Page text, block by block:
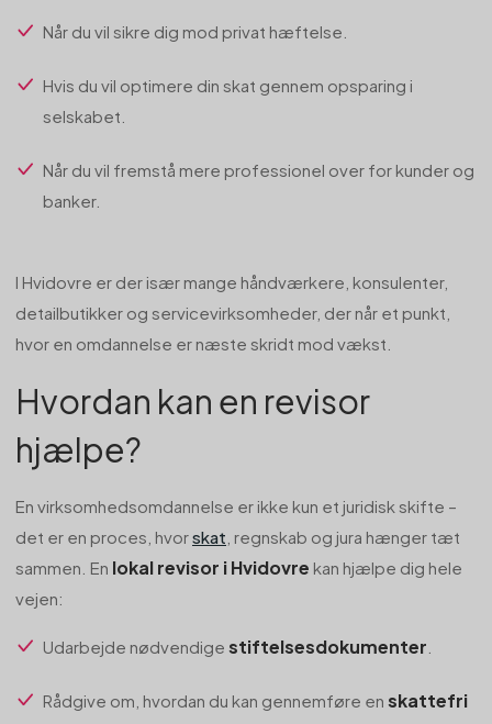
Når du vil sikre dig mod privat hæftelse.
Hvis du vil optimere din skat gennem opsparing i
selskabet.
Når du vil fremstå mere professionel over for kunder og
banker.
I Hvidovre er der især mange håndværkere, konsulenter,
detailbutikker og servicevirksomheder, der når et punkt,
hvor en omdannelse er næste skridt mod vækst.
Hvordan kan en revisor
hjælpe?
En virksomhedsomdannelse er ikke kun et juridisk skifte –
det er en proces, hvorskat , regnskab og jura hænger tæt
sammen. En lokal revisor i Hvidovre kan hjælpe dig hele
vejen:
Udarbejde nødvendige stiftelsesdokumenter
Rådgive om, hvordan du kan gennemføre en skattefri